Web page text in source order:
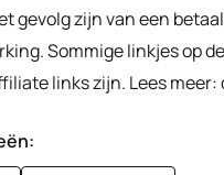
gevolg zijn van een
Sommige linkjes op
links zijn. Lees meer: